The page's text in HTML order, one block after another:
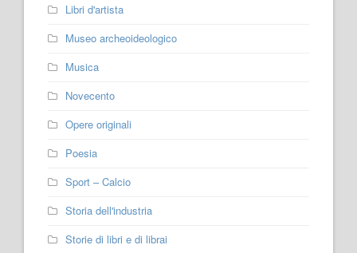
Libri d'artista
Museo archeoideologico
Musica
Novecento
Opere originali
Poesia
Sport – Calcio
Storia dell'industria
Storie di libri e di librai